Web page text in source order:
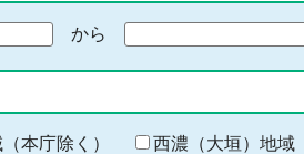
から
終
わ
本庁除く） 西濃（大垣）地域